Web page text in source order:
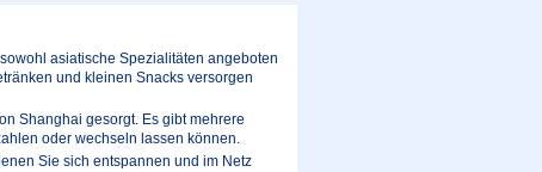
asiatische Spezialitäten angeboten
und kleinen Snacks versorgen
Shanghai gesorgt. Es gibt mehrere
oder wechseln lassen können.
Sie sich entspannen und im Netz